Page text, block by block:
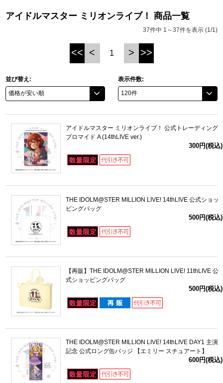
アイドリッシュセブン
モフモフパレード
アイドルマスター ミリオンライブ！ 商品一覧
37件中 1～37件を表示 (1/1)
<< < 1 > >>
並び替え: 表示件数:
アイドルマスター ミリオンライブ！ 公式トレーディング
ブロマイド A (14thLIVE ver.)
300円(税込)
THE IDOLM@STER MILLION LIVE! 14thLIVE 公式ショッ
ピングバッグ
500円(税込)
【再販】THE IDOLM@STER MILLION LIVE! 11thLIVE 公
式ショッピングバッグ
500円(税込)
THE IDOLM@STER MILLION LIVE! 14thLIVE DAY1 主演
記念 公式ロング缶バッジ 【エミリー スチュアート】
600円(税込)